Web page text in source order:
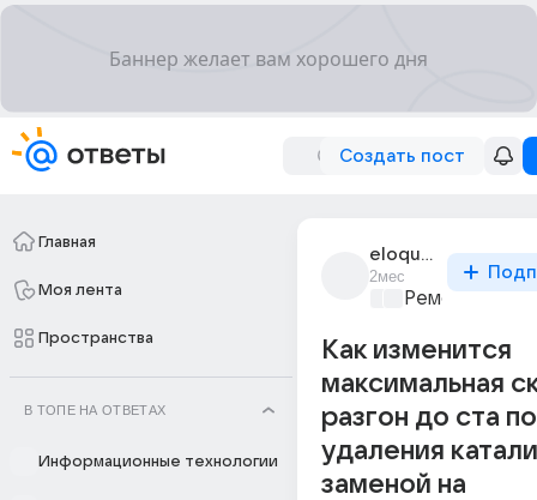
Создать пост
Главная
Моя лента
Пространства
В ТОПЕ НА ОТВЕТАХ
Информационные технологии
eloquent_6651
2мес
Ремонт и
Как изменится
максимальная
разгон до ста
удаления
заменой на